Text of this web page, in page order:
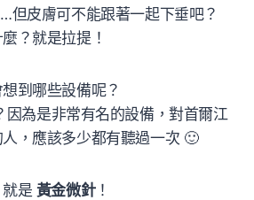
但皮膚可不能跟著一起下垂吧？
？就是拉提！
到哪些設備呢？
因為是非常有名的設備，對首爾江
，應該多少都有聽過一次 🙂
是 黃金微針！